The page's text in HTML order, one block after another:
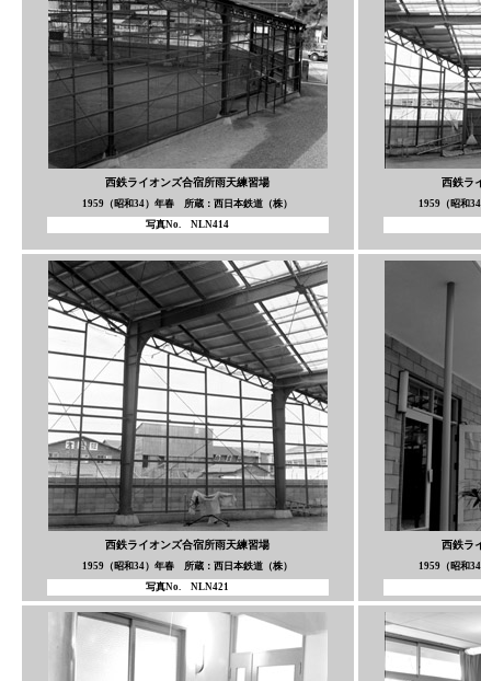
西鉄ライオンズ合宿所雨天練習場
1959（昭和34）年春 所蔵：西日本鉄道（株）
写真No. NLN414
西鉄ラ
1959（昭和
西鉄ライオンズ合宿所雨天練習場
1959（昭和34）年春 所蔵：西日本鉄道（株）
写真No. NLN421
西鉄ラ
1959（昭和